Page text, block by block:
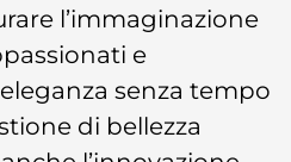
l’immaginazione
e
senza tempo
di bellezza